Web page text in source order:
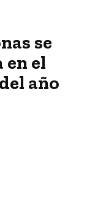
se
el
año